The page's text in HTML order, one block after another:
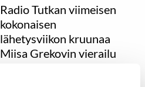
Radio Tutkan viimeisen
kokonaisen
lähetysviikon kruunaa
Miisa Grekovin vierailu